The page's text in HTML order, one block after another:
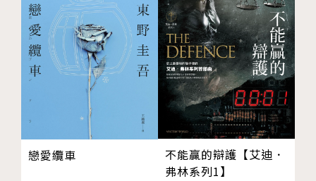
✄--------------------
✎﹏﹏從沒想過「文具」也可以這麼催淚
傷人的話還能收回嗎？怎麼告訴你，我其實並不想走？
如果時光倒流，我想對你說⋯⋯5件日常文具 × 5段難
忘回憶 × 5篇暖心故事，「日本知名大廠主管」兼
「作家」，雙重身分作者最有人情味的代表作！
戀愛纜車
不能贏的辯護【艾迪．
弗林系列1】